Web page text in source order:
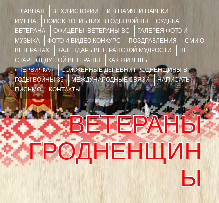
ГЛАВНАЯ ВЕХИ ИСТОРИИ
И В ПАМЯТИ НАВЕКИ
ИМЕНА
ПОИСК ПОГИБШИХ В ГОДЫ ВОЙНЫ
СУДЬБА
ВЕТЕРАНА
ОФИЦЕРЫ- ВЕТЕРАНЫ ВС
ГАЛЕРЕЯ ФОТО И
МУЗЫКА
ФОТО И ВИДЕО КОНКУРС ПОЗДРАВЛЕНИЯ
СМИ О
ВЕТЕРАНАХ
КАЛЕНДАРЬ ВЕТЕРАНСКОЙ МУДРОСТИ
НЕ
СТАРЕЮТ ДУШОЙ ВЕТЕРАНЫ
КАК ЖИВЁШЬ
«ПЕРВИЧКА»
СОЖЖЁННЫЕ ДЕРЕВНИ ГРОДНЕНЩИНЫ В
ГОДЫ ВОЙНЫ 35
МЕЖДУНАРОДНЫЕ СВЯЗИ
НАПИСАТЬ
ПИСЬМО
КОНТАКТЫ
ВЕТЕРАНЫ
ГРОДНЕНЩИН
Ы